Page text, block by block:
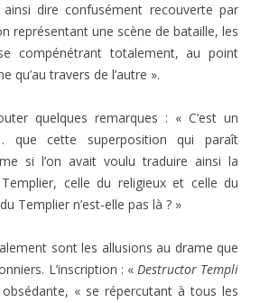
dire confusément recouverte par
représentant une scène de bataille, les
compénétrant totalement, au point
qu’au travers de l’autre ».
quelques remarques : « C’est un
que cette superposition qui paraît
si l’on avait voulu traduire ainsi la
celle du religieux et celle du
Templier n’est-elle pas là ? »
sont les allusions au drame que
L’inscription : « Destructor Templi
« se répercutant à tous les